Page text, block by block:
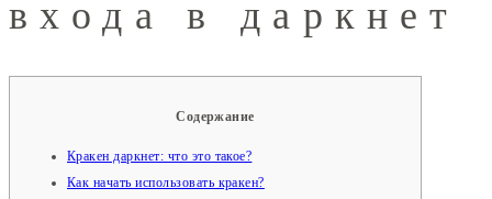
входа в даркнет
Содержание
Кракен даркнет: что это такое?
Как начать использовать кракен?